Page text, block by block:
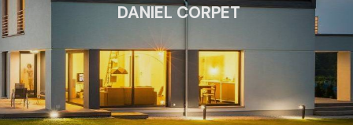
DANIEL CORPET